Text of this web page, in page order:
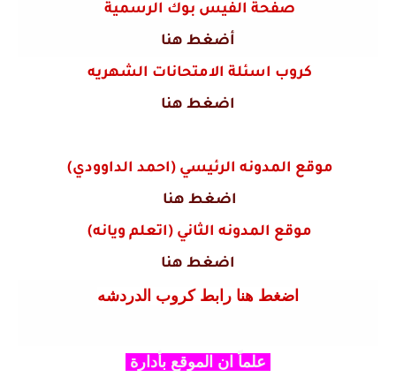
صفحة الفيس بوك الرسمية
أضغط هنا
كروب اسئلة الامتحانات الشهريه
اضغط هنا
موقع المدونه الرئيسي (احمد الداوودي)
اضغط هنا
موقع المدونه الثاني (اتعلم ويانه)
اضغط هنا
اضغط هنا رابط كروب الدردشه
علماً ان الموقع بأدارة